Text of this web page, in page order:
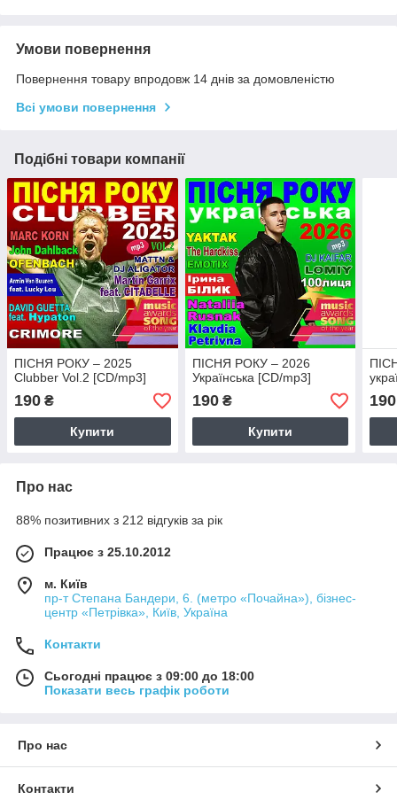
Умови повернення
Повернення товару впродовж 14 днів за домовленістю
Всі умови повернення
Подібні товари компанії
ПІСНЯ РОКУ – 2025
Clubber Vol.2 [CD/mp3]
190 ₴
Купити
ПІСНЯ РОКУ – 2026
Українська [CD/mp3]
190₴
Купити
190
Про нас
88% позитивних з 212 відгуків за рік
Працює з 25.10.2012
м. Київ
пр-т Степана Бандери, 6. (метро «Почайна»), бізнес-
центр «Петрівка», Київ, Україна
Контакти
Сьогодні працює з 09:00 до 18:00
Показати весь графік роботи
Про нас
Контакти